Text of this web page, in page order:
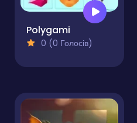
Polygami
0 (0 Голосів)